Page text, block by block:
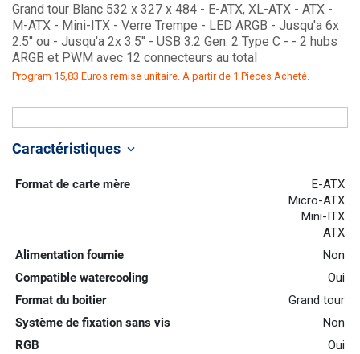
Grand tour Blanc 532 x 327 x 484 - E-ATX, XL-ATX - ATX -
M-ATX - Mini-ITX - Verre Trempe - LED ARGB - Jusqu'a 6x
2.5'' ou - Jusqu'a 2x 3.5'' - USB 3.2 Gen. 2 Type C - - 2 hubs
ARGB et PWM avec 12 connecteurs au total
Program 15,83 Euros remise unitaire. A partir de 1 Pièces Acheté.
Caractéristiques keyboard_arrow_down
Format de carte mère
E-ATX
Micro-ATX
Mini-ITX
ATX
Alimentation fournie
Non
Compatible watercooling
Oui
Format du boitier
Grand tour
Système de fixation sans vis
Non
RGB
Oui